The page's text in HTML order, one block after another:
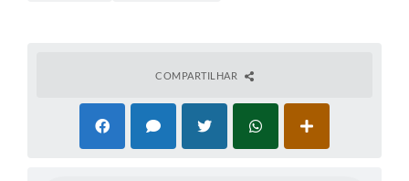
COMPARTILHAR